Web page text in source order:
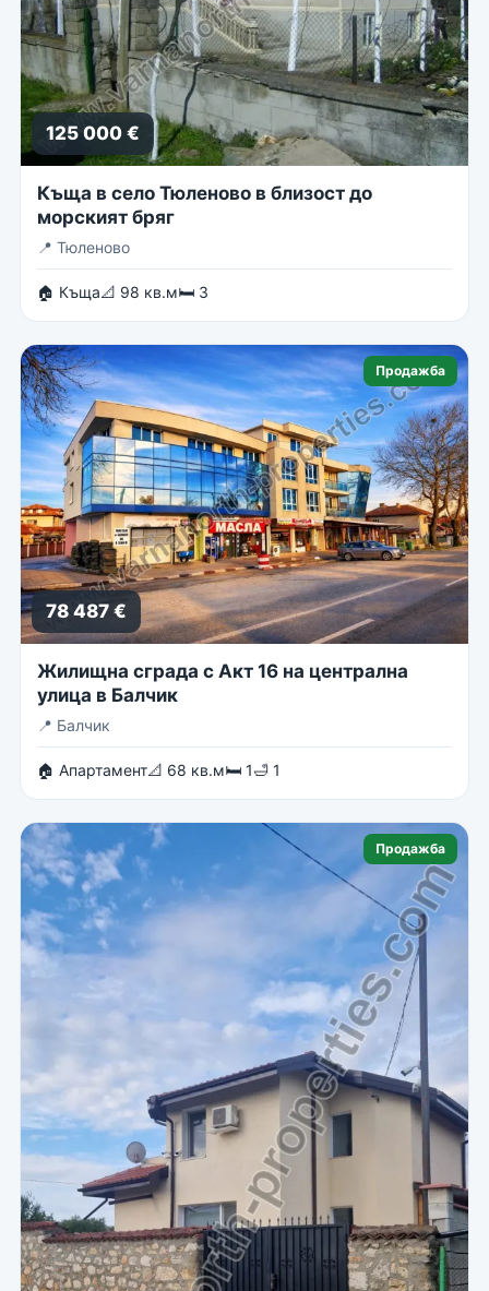
125 000 €
Къща в село Тюленово в близост до
морският бряг
📍 Тюленово
🏠 Къща📐 98 кв.м🛏 3
Продажба
78 487 €
Жилищна сграда с Акт 16 на централна
улица в Балчик
📍 Балчик
🏠 Апартамент📐 68 кв.м🛏 1🛁 1
Продажба